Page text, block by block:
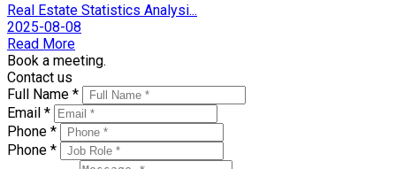
Real Estate Statistics Analysi...
2025-08-08
Read More
Book a meeting.
Contact us
Full Name *
Email *
Phone *
Phone *